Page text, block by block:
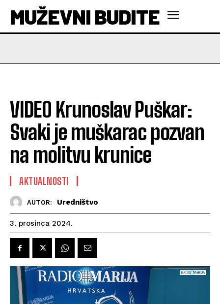
MUŽEVNI BUDITE
VIDEO Krunoslav Puškar:
Svaki je muškarac pozvan
na molitvu krunice
AKTUALNOSTI
AUTOR: Uredništvo
3. prosinca 2024.